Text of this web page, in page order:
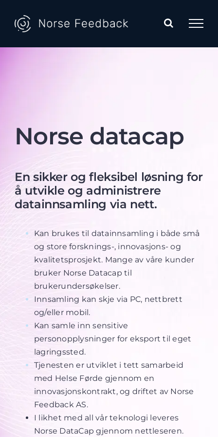
content
Norse datacap
En sikker og fleksibel løsning for
å utvikle og administrere
datainnsamling via nett.
Kan brukes til datainnsamling i både små
og store forsknings-, innovasjons- og
kvalitetsprosjekt. Mange av våre kunder
bruker Norse Datacap til
brukerundersøkelser.
Innsamling kan skje via PC, nettbrett
og/eller mobil.
Kan samle inn sensitive
personopplysninger for eksport til eget
lagringssted.
Tjenesten er utviklet i tett samarbeid
med Helse Førde gjennom en
innovasjonskontrakt, og driftet av Norse
Feedback AS.
I likhet med all vår teknologi leveres
Norse DataCap gjennom nettleseren.